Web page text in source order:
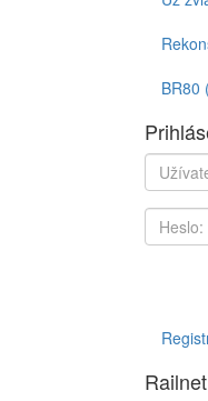
BR80
Railnet